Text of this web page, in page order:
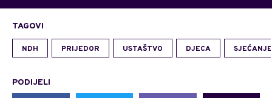
TAGOVI
NDH PRIJEDOR USTAŠTVO DJECA SJEĆANJE
PODIJELI